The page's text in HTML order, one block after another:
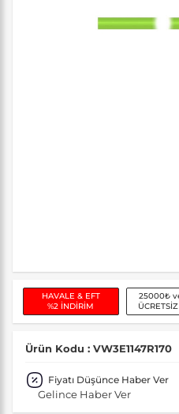
HAVALE & EFT
%2 İNDİRİM
25000₺
Ürün Kodu : VW3E1147R170
Fiyatı Düşünce Haber Ver
Gelince Haber Ver